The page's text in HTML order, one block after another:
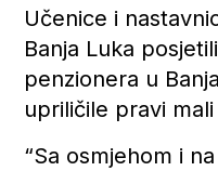
Učenice i
Banja Luka
penzionera u
upriličile pravi
“Sa osmjehom i